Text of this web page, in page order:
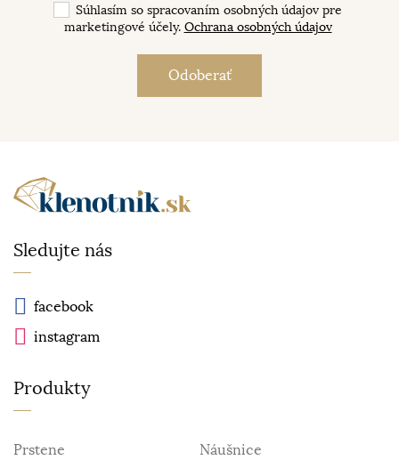
Súhlasím so spracovaním osobných údajov pre
marketingové účely. Ochrana osobných údajov
Sledujte nás
facebook
instagram
Produkty
Prstene
Náušnice